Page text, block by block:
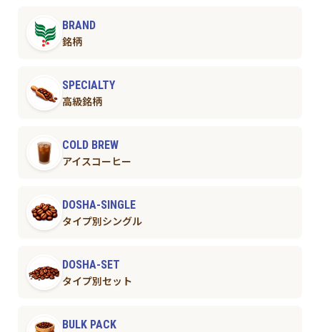
BRAND
銘柄
SPECIALTY
高級銘柄
COLD BREW
アイスコーヒー
DOSHA-SINGLE
タイプ別シングル
DOSHA-SET
タイプ別セット
BULK PACK